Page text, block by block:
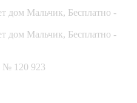
№ 120 923